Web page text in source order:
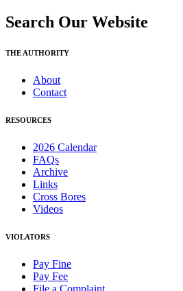
Search Our Website
THE AUTHORITY
About
Contact
RESOURCES
2026 Calendar
FAQs
Archive
Links
Cross Bores
Videos
VIOLATORS
Pay Fine
Pay Fee
File a Complaint